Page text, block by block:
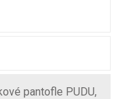
pantofle PUDU,